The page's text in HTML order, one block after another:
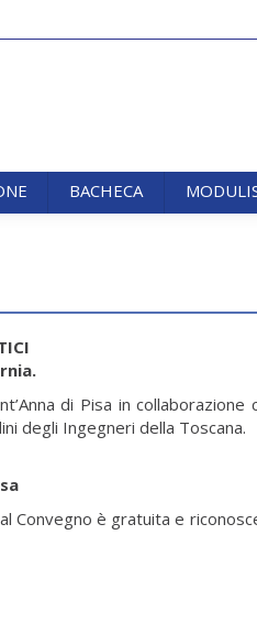
BACHECA
di Pisa in collaborazione
degli Ingegneri della Toscana.
Convegno è gratuita e